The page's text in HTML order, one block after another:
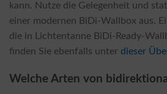
kann. Nutze die Gelegenheit und
einer modernen BiDi-Wallbox aus.
die in Lichtentanne BiDi-Ready-
finden Sie ebenfalls unter dieser
Welche Arten von